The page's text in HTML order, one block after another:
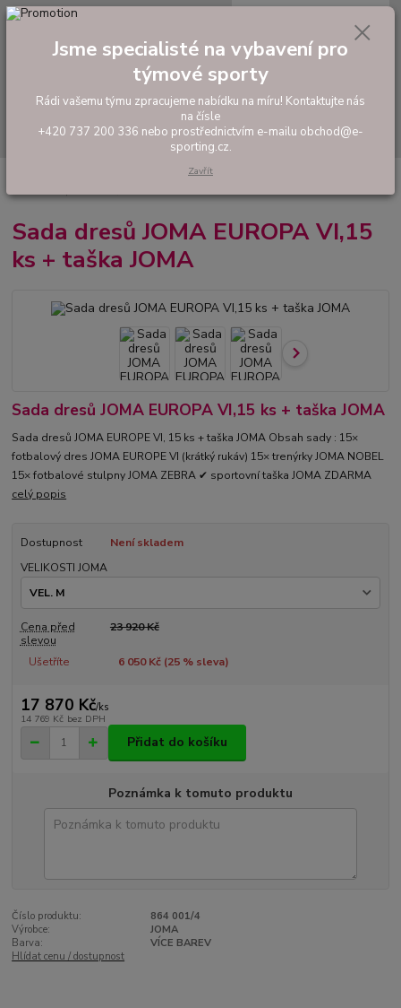
Hledat
tel: +420 737 200 336
0,00 Kč
Akční sady dresů
EUROPA VI,15 ks + taška JOMA
Sada dresů JOMA EUROPA VI,15
ks + taška JOMA
Sada dresů JOMA EUROPA VI,15 ks + taška JOMA
Sada dresů JOMA EUROPE VI, 15 ks + taška JOMA Obsah sady : 15×
fotbalový dres JOMA EUROPE VI (krátký rukáv) 15× trenýrky JOMA NOBEL
15× fotbalové stulpny JOMA ZEBRA ✔ sportovní taška JOMA ZDARMA
celý popis
Dostupnost
Není skladem
VELIKOSTI JOMA
Cena před
slevou
23 920 Kč
Ušetříte 6 050 Kč (25% sleva)
17 870 Kč/ks
14 769 Kč bez DPH
Přidat do košíku
Poznámka k tomuto produktu
Číslo produktu:
864 001/4
Výrobce:
JOMA
Barva:
VÍCE BAREV
Hlídat cenu / dostupnost
Jsme specialisté na vybavení pro
týmové sporty
Rádi vašemu týmu zpracujeme nabídku na míru! Kontaktujte nás
na čísle
+420 737 200 336 nebo prostřednictvím e-mailu obchod@e-
sporting.cz.
Zavřít